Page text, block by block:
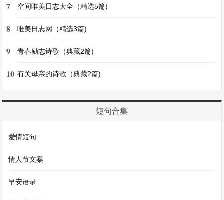
觉自己肩负着重大的使命，于是加快速度向前冲
去，那种紧张又兴奋的感觉至今都难以忘怀。
学校的操场，这个充满欢乐、充满活力的地方，就
是我免费的乐园。在这里，我可以自由地玩耍、尽
情地欢笑，它陪伴着我度过美好的四年级时光，也
7 空间唯美日志大全（精选5篇)
8 唯美日志网（精选3篇)
9 青春励志诗歌（典藏2篇)
10 有关母亲的诗歌（典藏2篇)
短句合集
爱情短句
情人节文案
早安语录